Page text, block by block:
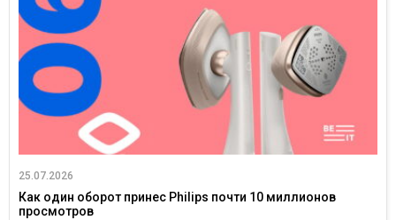
25.07.2026
Как один оборот принес Philips почти 10 миллионов
просмотров